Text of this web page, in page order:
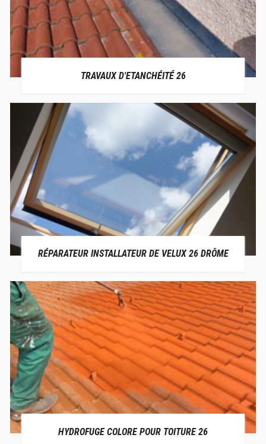
TRAVAUX D'ETANCHÉITÉ 26
RÉPARATEUR INSTALLATEUR DE VELUX 26 DRÔME
HYDROFUGE COLORE POUR TOITURE 26